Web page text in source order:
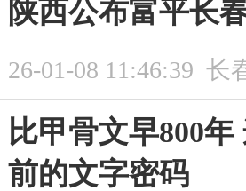
陕西公布富平长
26-01-08 11:46:39 长
比甲骨文早800
前的文字密码